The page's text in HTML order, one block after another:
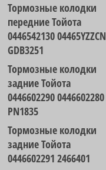
Тормозные колодки
передние Тойота
0446542130 04465YZZCN
GDB3251
Тормозные колодки
задние Тойота
0446602290 0446602280
PN1835
Тормозные колодки
задние Тойота
0446602291 2466401